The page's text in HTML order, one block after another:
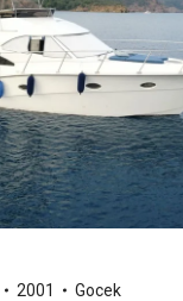
2001 Gocek